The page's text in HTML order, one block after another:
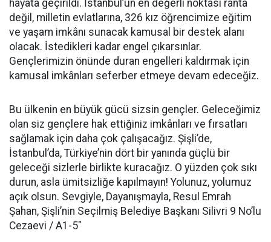
hayata geçirildi. İstanbul’un en değerli noktası ranta
değil, milletin evlatlarına, 326 kız öğrencimize eğitim
ve yaşam imkânı sunacak kamusal bir destek alanı
olacak. İstedikleri kadar engel çıkarsınlar.
Gençlerimizin önünde duran engelleri kaldırmak için
kamusal imkânları seferber etmeye devam edeceğiz.
Bu ülkenin en büyük gücü sizsin gençler. Geleceğimiz
olan siz gençlere hak ettiğiniz imkânları ve fırsatları
sağlamak için daha çok çalışacağız. Şişli’de,
İstanbul’da, Türkiye’nin dört bir yanında güçlü bir
geleceği sizlerle birlikte kuracağız. O yüzden çok sıkı
durun, asla ümitsizliğe kapılmayın! Yolunuz, yolumuz
açık olsun. Sevgiyle, Dayanışmayla, Resul Emrah
Şahan, Şişli’nin Seçilmiş Belediye Başkanı Silivri 9 No’lu
Cezaevi / A1-5"